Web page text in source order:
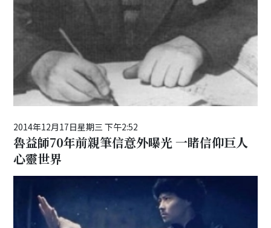
2014年12月17日星期三 下午2:52
魯益師70年前親筆信意外曝光 一睹信仰巨人
心靈世界